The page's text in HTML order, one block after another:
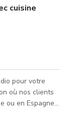
cuisine
pour votre
où nos clients
ou en Espagne